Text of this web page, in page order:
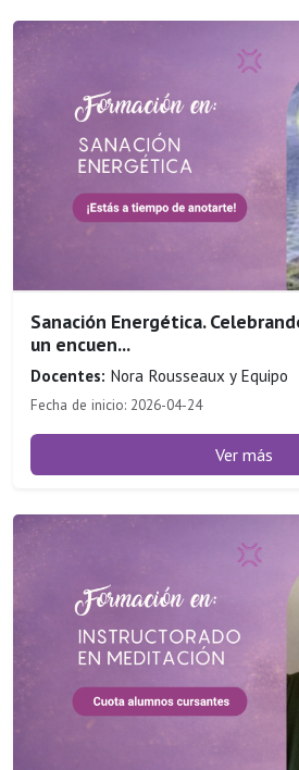
Sanación Energética.
un encuen...
Docentes: Nora Rousseaux y Equipo
Fecha de inicio: 2026-04-24
Ver más